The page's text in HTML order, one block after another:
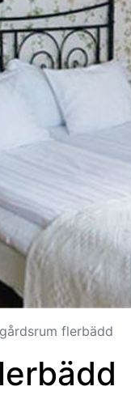
flerbädd